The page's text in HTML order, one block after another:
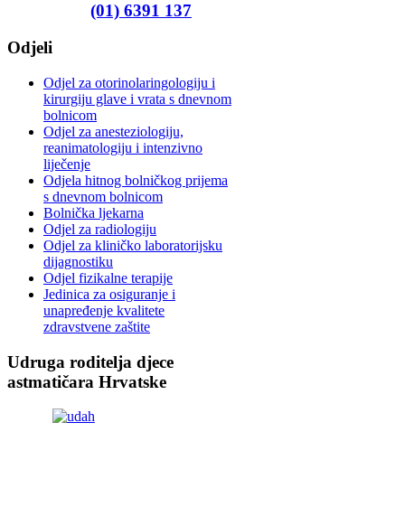
(01) 6391 137
Odjeli
Odjel za otorinolaringologiju i
kirurgiju glave i vrata s dnevnom
bolnicom
Odjel za anesteziologiju,
reanimatologiju i intenzivno
liječenje
Odjela hitnog bolničkog prijema
s dnevnom bolnicom
Bolnička ljekarna
Odjel za radiologiju
Odjel za kliničko laboratorijsku
dijagnostiku
Odjel fizikalne terapije
Jedinica za osiguranje i
unapređenje kvalitete
zdravstvene zaštite
Udruga roditelja djece
astmatičara Hrvatske